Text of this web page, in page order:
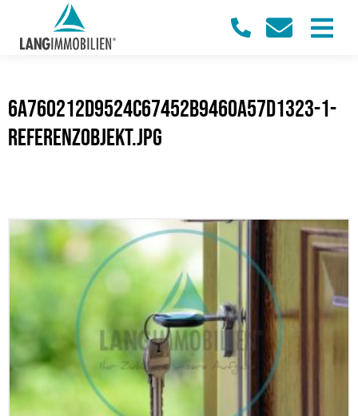
6a760212d9524c67452b9460a57d1323-1-
Referenzobjekt.jpg